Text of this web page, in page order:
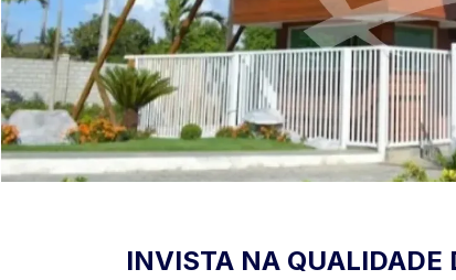
INVISTA NA QUALIDADE